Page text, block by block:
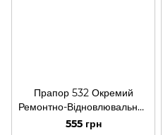
Прапор 532 Окремий
Ремонтно-Відновлювальний
Полк
555 грн